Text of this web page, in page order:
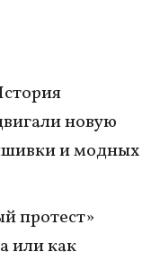
новую
и модных
протест»
или как